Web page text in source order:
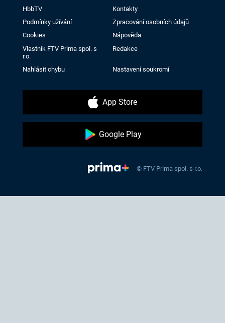
HbbTV
Kontakty
Podmínky užívání
Zpracování osobních údajů
Cookies
Nápověda
Vlastník FTV Prima spol. s
r.o.
Redakce
Nahlásit chybu Nastavení soukromí
App Store
Google Play
© FTV Prima spol. s r.o.